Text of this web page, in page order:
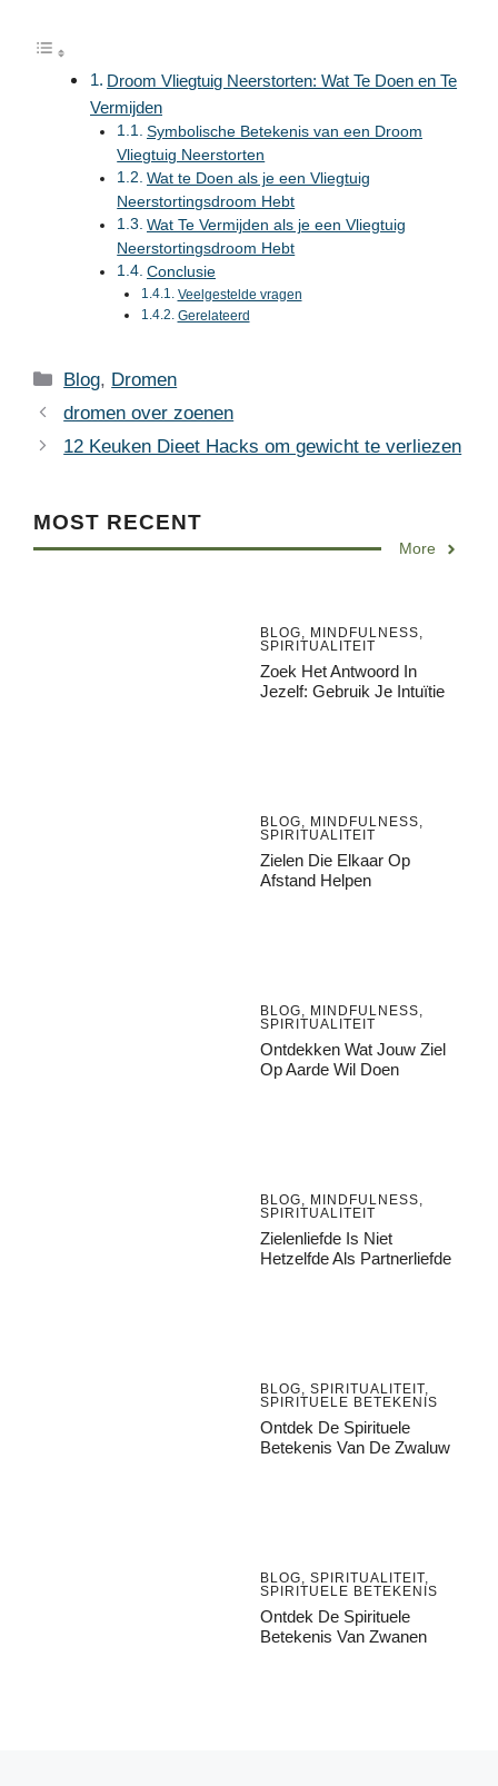
Droom Vliegtuig Neerstorten: Wat Te Doen en Te
Vermijden
Symbolische Betekenis van een Droom
Vliegtuig Neerstorten
Wat te Doen als je een Vliegtuig
Neerstortingsdroom Hebt
Wat Te Vermijden als je een Vliegtuig
Neerstortingsdroom Hebt
Conclusie
Veelgestelde vragen
Gerelateerd
Categories
Blog, Dromen
dromen over zoenen
12 Keuken Dieet Hacks om gewicht te verliezen
MOST RECENT
More
BLOG MINDFULNESS
SPIRITUALITEIT
Zoek Het Antwoord In
Jezelf: Gebruik Je Intuïtie
BLOG MINDFULNESS
SPIRITUALITEIT
Zielen Die Elkaar Op
Afstand Helpen
BLOG MINDFULNESS
SPIRITUALITEIT
Ontdekken Wat Jouw Ziel
Op Aarde Wil Doen
BLOG MINDFULNESS
SPIRITUALITEIT
Zielenliefde Is Niet
Hetzelfde Als Partnerliefde
BLOG SPIRITUALITEIT
SPIRITUELE BETEKENIS
Ontdek De Spirituele
Betekenis Van De Zwaluw
BLOG SPIRITUALITEIT
SPIRITUELE BETEKENIS
Ontdek De Spirituele
Betekenis Van Zwanen